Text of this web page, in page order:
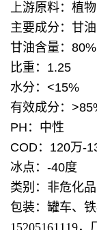
上游原料：植
主要成分：甘
甘油含量：80%
比重：1.25
水分：<15%
有效成分：
PH：中性
COD：120万-
冰点：-40度
类别：非危化品
包装：罐车、
15205161119